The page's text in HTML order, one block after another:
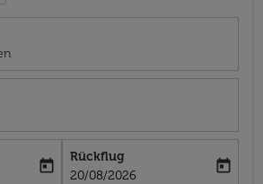
date-aria-label
today
Rückflug
fc-booking-return-date-aria-label
20/08/2026
today